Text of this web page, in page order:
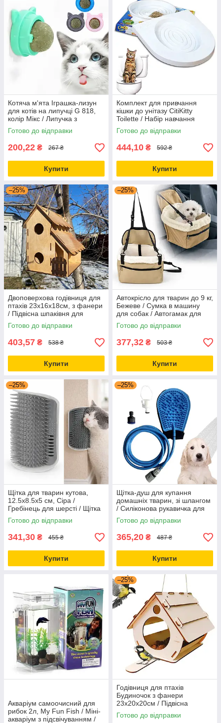
Котяча м'ята Іграшка-лизун
для котів на липучці G 818,
колір Мікс / Липучка з
котячою м'ятою для котів
Готово до відправки
200,22 ₴ 267 ₴
Купити
Комплект для привчання
кішки до унітазу CitiKitty
Toilette / Набір навчання
кішок до туалету / Котячий
унітазу
Готово до відправки
444,10 ₴ 592 ₴
Купити
–25%
Двоповерхова годівниця для
птахів 23х16х18см, з фанери
/ Підвісна шпаківня для
пташок / Двохрівнева
годівниця
Готово до відправки
403,57 ₴ 538 ₴
Купити
–25%
Автокрісло для тварин до 9 кг,
Бежеве / Сумка в машину
для собак / Автогамак для
собак / Автосидіння для
перевезення тварин
Готово до відправки
377,32 ₴ 503 ₴
Купити
–25%
Щітка для тварин кутова,
12.5x8.5x5 см, Сіра /
Гребінець для шерсті / Щітка
для вичісування шерсті
Готово до відправки
341,30 ₴ 455 ₴
Купити
–25%
Щітка-душ для купання
домашніх тварин, зі шлангом
/ Силіконова рукавичка для
миття тварин
Готово до відправки
365,20 ₴ 487 ₴
Купити
Акваріум самоочисний для
рибок 2л, My Fun Fish / Міні-
акваріум з підсвічуванням /
–25%
Годівниця для птахів
Будиночок з фанери
23х20х20см / Підвісна
вулична годівниця
Готово до відправки